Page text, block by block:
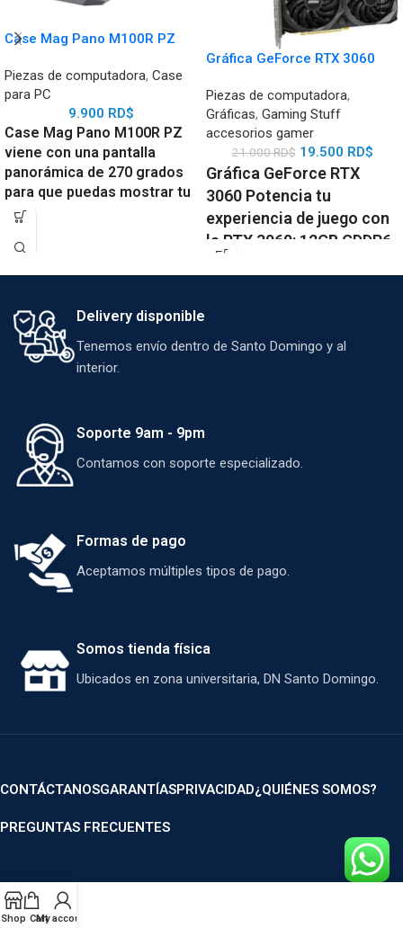
Case Mag Pano M100R PZ
Piezas de computadora, Case
para PC
9.900 RD$
Case Mag Pano M100R PZ
viene con una pantalla
panorámica de 270 grados
para que puedas mostrar tu
configuración ARGB. admite
trasera, cuenta con el
ventilador de aspas
placa de control ARGB-PWM
para que el usuario pueda
organizar los cables
fácilmente.
Gráfica GeForce RTX 3060
Piezas de computadora,
Gráficas, Gaming Stuff
accesorios gamer
21.000RD$ 19.500 RD$
Gráfica GeForce RTX
3060 Potencia tu
experiencia de juego con
la RTX 3060: 12GB GDDR6,
quienes buscan
Delivery disponible
Tenemos envío dentro de Santo Domingo y al
interior.
Soporte 9am - 9pm
Contamos con soporte especializado.
Formas de pago
Aceptamos múltiples tipos de pago.
Somos tienda física
Ubicados en zona universitaria, DN Santo Domingo.
CONTÁCTANOSGARANTÍASPRIVACIDAD¿QUIÉNES SOMOS?
PREGUNTAS FRECUENTES
Shop Cart
My account